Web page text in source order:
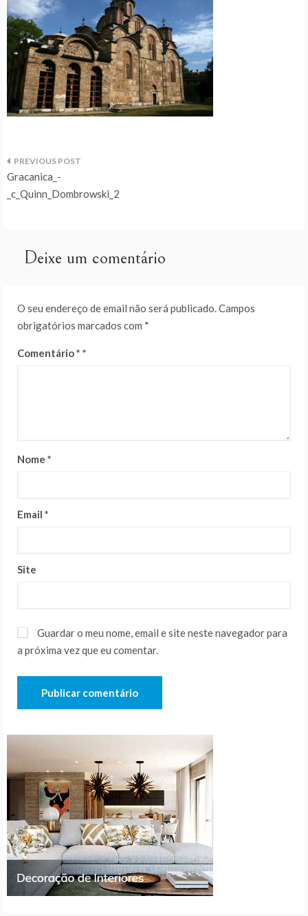
Navegação
de
Gracanica_-
_c_Quinn_Dombrowski_2
Deixe um comentário
O seu endereço de email não será publicado.Campos
obrigatórios marcados com *
Comentário*
Nome *
Email *
Site
Guardar o meu nome, email e site neste navegador para
a próxima vez que eu comentar.